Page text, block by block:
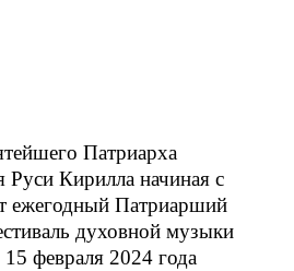
Патриарха
Руси Кирилла начиная с
ежегодный Патриарший
духовной музыки
февраля 2024 года